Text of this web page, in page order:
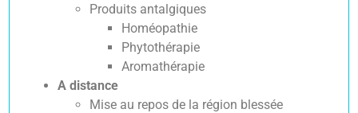
Produits antalgiques
Homéopathie
Phytothérapie
Aromathérapie
A distance
Mise au repos de la région blessée